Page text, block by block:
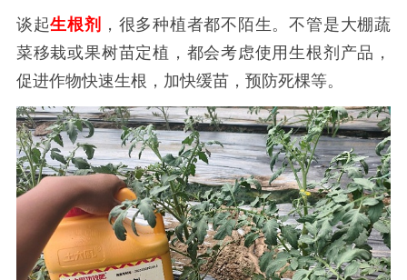
谈起生根剂 ，很多种植者都不陌生。不管是大棚蔬
菜移栽或果树苗定植，都会考虑使用生根剂产品，
促进作物快速生根，加快缓苗，预防死棵等。